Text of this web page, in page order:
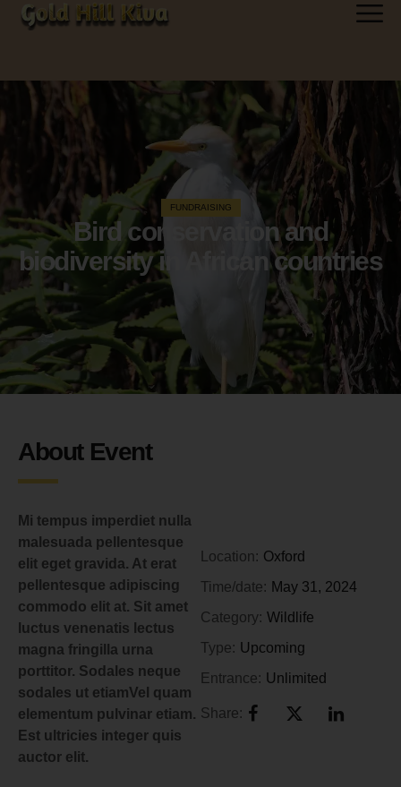
FUNDRAISING
Bird conservation and
biodiversity in African countries
About Event
Mi tempus imperdiet nulla
malesuada pellentesque
elit eget gravida. At erat
pellentesque adipiscing
commodo elit at. Sit amet
luctus venenatis lectus
magna fringilla urna
porttitor. Sodales neque
sodales ut etiamVel quam
elementum pulvinar etiam.
Est ultricies integer quis
auctor elit.
Location: Oxford
Time/date: May 31, 2024
Category: Wildlife
Type: Upcoming
Entrance: Unlimited
Share: